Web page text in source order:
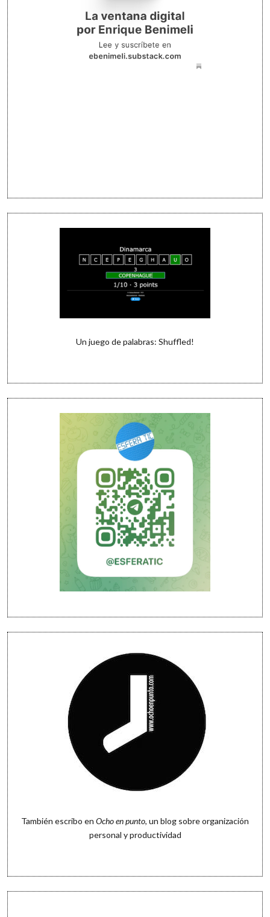
Un juego de palabras: Shuffled!
También escribo en Ocho en punto, un blog sobre organización
personal y productividad